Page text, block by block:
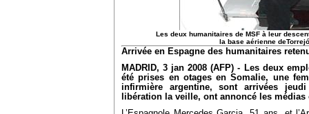
Les deux humanitaires de MSF à leur
la base aérienne
Arrivée en Espagne des humanitaires
MADRID, 3 jan 2008 (AFP) - Les deux
été prises en otages en Somalie, une
infirmière argentine, sont arrivées
libération la veille, ont annoncé les médias